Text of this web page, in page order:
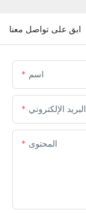
ابق على تواصل معنا
اسم
البريد الإلكتروني
المحتوى